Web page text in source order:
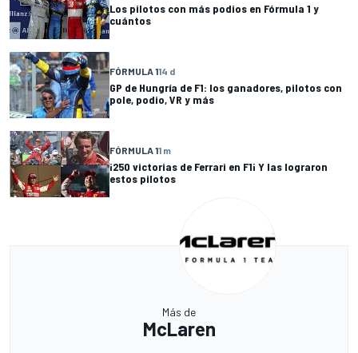
Los pilotos con más podios en Fórmula 1 y
cuántos
FÓRMULA 114 d
GP de Hungría de F1: los ganadores, pilotos con
pole, podio, VR y más
FÓRMULA 11 m
¡250 victorias de Ferrari en F1¡ Y las lograron
estos pilotos
Más de
McLaren